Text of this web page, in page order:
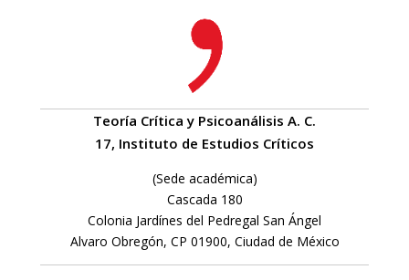
Teoría Crítica y Psicoanálisis A. C.
17, Instituto de Estudios Críticos
(Sede académica)
Cascada 180
Colonia Jardínes del Pedregal San Ángel
Alvaro Obregón, CP 01900, Ciudad de México